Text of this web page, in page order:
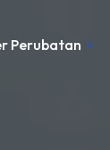
Perubatan